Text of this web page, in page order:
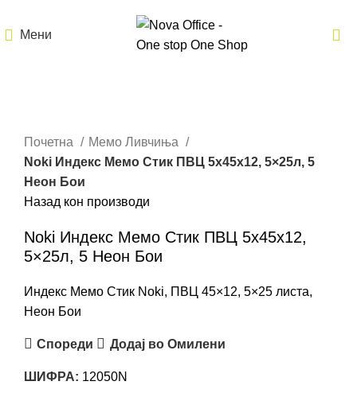
Мени
Почетна
Мемо Ливчиња
Noki Индекс Мемо Стик ПВЦ 5x45x12, 5×25л, 5
Неон Бои
Назад кон производи
Noki Индекс Мемо Стик ПВЦ 5x45x12,
5×25л, 5 Неон Бои
Индекс Мемо Стик Noki, ПВЦ 45×12, 5×25 листа,
Неон Бои
Спореди Додај во Омилени
ШИФРА: 12050N